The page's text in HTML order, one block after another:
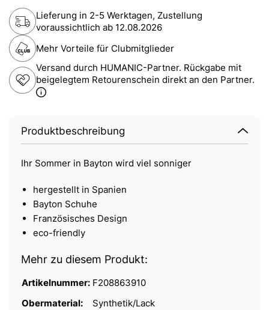
Lieferung in 2-5 Werktagen, Zustellung
voraussichtlich ab 12.08.2026
Mehr Vorteile für Clubmitglieder
Versand durch HUMANIC-Partner. Rückgabe mit
beigelegtem Retourenschein direkt an den Partner.
Produktbeschreibung
Ihr Sommer in Bayton wird viel sonniger
hergestellt in Spanien
Bayton Schuhe
Französisches Design
eco-friendly
Mehr zu diesem Produkt:
Artikelnummer: F208863910
Obermaterial:
Synthetik/Lack